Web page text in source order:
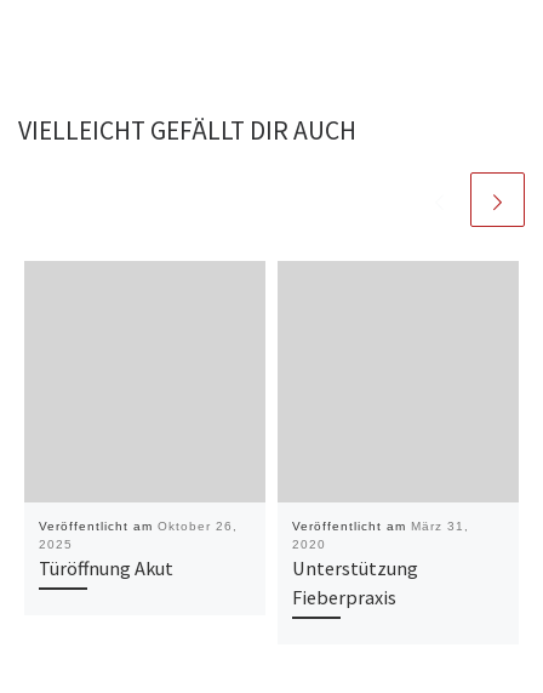
VIELLEICHT GEFÄLLT DIR AUCH
Veröffentlicht am Oktober 26,
2025
Türöffnung Akut
Veröffentlicht am März 31,
2020
Unterstützung
Fieberpraxis